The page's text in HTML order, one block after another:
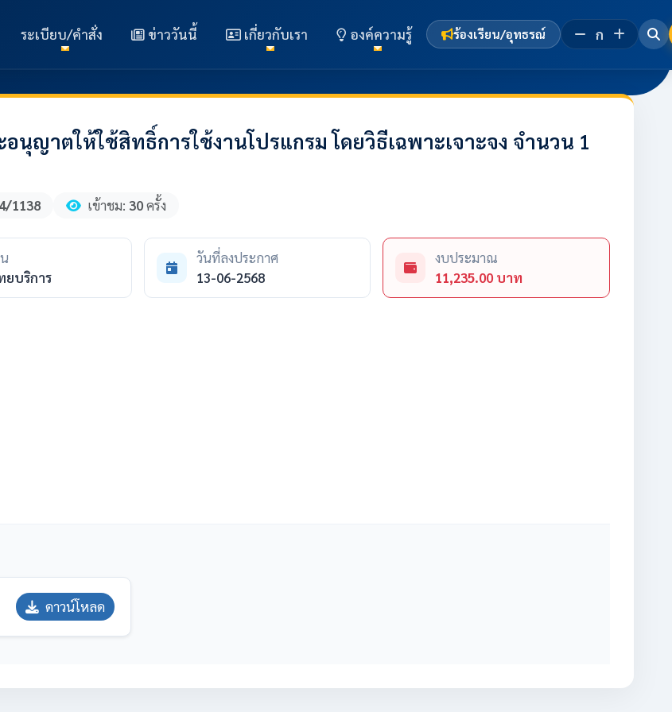
ระเบียบ/คำสั่ง ข่าววันนี้ เกี่ยวกับเรา องค์ความรู้ ร้องเรียน/อุทธรณ์ ก
ญาตให้ใช้สิทธิ์การใช้งานโปรแกรม โดยวิธีเฉพาะเจาะจง จำนวน 1
1138 เข้าชม: 30ครั้ง
ยบริการ
วันที่ลงประกาศ
13-06-2568
งบประมาณ
11,235.00 บาท
ดาวน์โหลด